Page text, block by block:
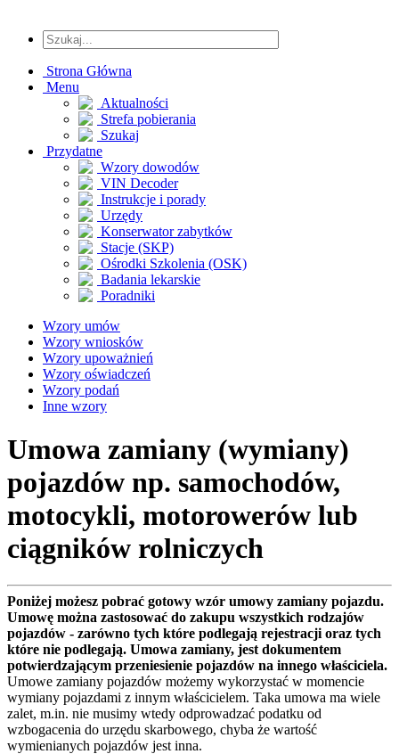
Strona Główna
Menu
Aktualności
Strefa pobierania
Szukaj
Przydatne
Wzory dowodów
VIN Decoder
Instrukcje i porady
Urzędy
Konserwator zabytków
Stacje (SKP)
Ośrodki Szkolenia (OSK)
Badania lekarskie
Poradniki
Wzory umów
Wzory wniosków
Wzory upoważnień
Wzory oświadczeń
Wzory podań
Inne wzory
Umowa zamiany (wymiany)
pojazdów np. samochodów,
motocykli, motorowerów lub
ciągników rolniczych
Poniżej możesz pobrać gotowy wzór umowy zamiany pojazdu.
Umowę można zastosować do zakupu wszystkich rodzajów
pojazdów - zarówno tych które podlegają rejestracji oraz tych
które nie podlegają. Umowa zamiany, jest dokumentem
potwierdzającym przeniesienie pojazdów na innego właściciela.
Umowe zamiany pojazdów możemy wykorzystać w momencie
wymiany pojazdami z innym właścicielem. Taka umowa ma wiele
zalet, m.in. nie musimy wtedy odprowadzać podatku od
wzbogacenia do urzędu skarbowego, chyba że wartość
wymienianych pojazdów jest inna.